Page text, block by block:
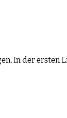
In der ersten